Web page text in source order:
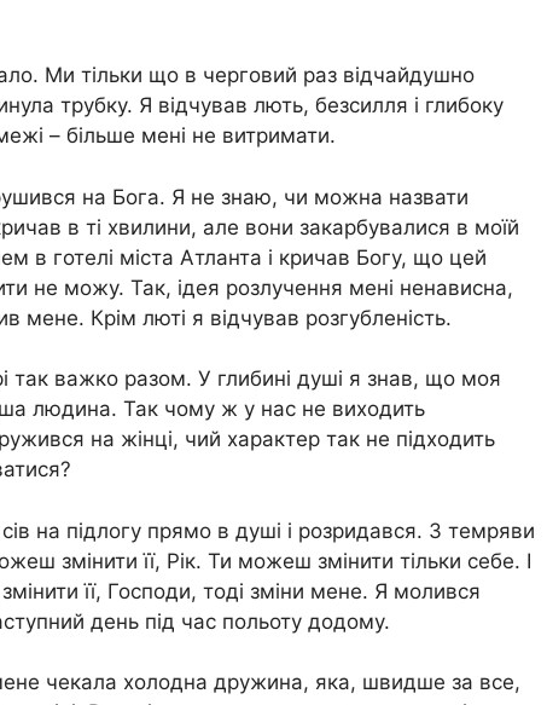
Ми тільки що в черговий раз відчайдушно
трубку. Я відчував лють, безсилля і глибоку
– більше мені не витримати.
на Бога. Я не знаю, чи можна назвати
в ті хвилини, але вони закарбувалися в моїй
в готелі міста Атланта і кричав Богу, що цей
не можу. Так, ідея розлучення мені ненависна,
мене. Крім люті я відчував розгубленість.
так важко разом. У глибині душі я знав, що моя
людина. Так чому ж у нас не виходить
на жінці, чий характер так не підходить
на підлогу прямо в душі і розридався. З темряви
змінити її, Рік. Ти можеш змінити тільки себе. І
її, Господи, тоді зміни мене. Я молився
день під час польоту додому.
чекала холодна дружина, яка, швидше за все,